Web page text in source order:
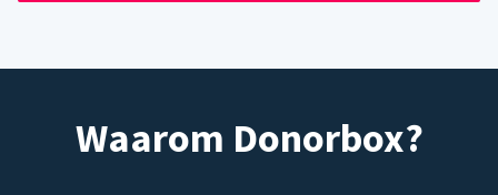
Waarom Donorbox?